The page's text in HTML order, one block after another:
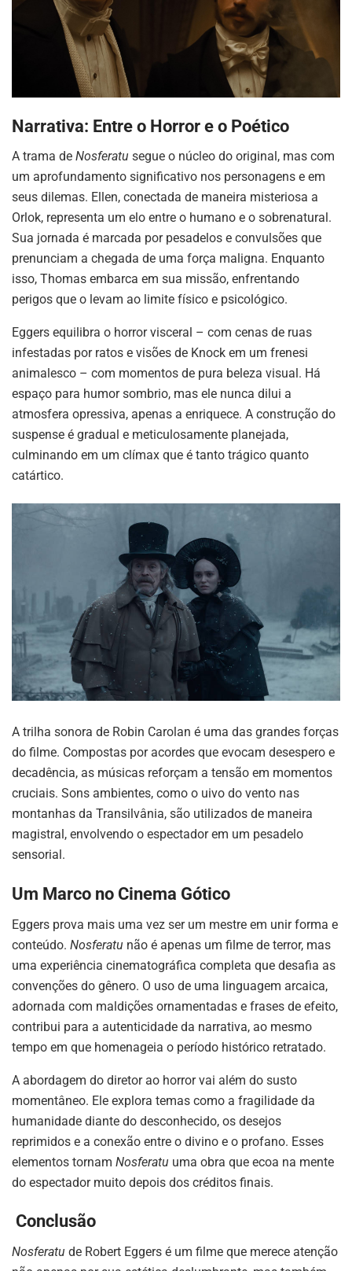
Narrativa: Entre o Horror e o Poético
A trama de Nosferatu segue o núcleo do original, mas com
um aprofundamento significativo nos personagens e em
seus dilemas. Ellen, conectada de maneira misteriosa a
Orlok, representa um elo entre o humano e o sobrenatural.
Sua jornada é marcada por pesadelos e convulsões que
prenunciam a chegada de uma força maligna. Enquanto
isso, Thomas embarca em sua missão, enfrentando
perigos que o levam ao limite físico e psicológico.
Eggers equilibra o horror visceral – com cenas de ruas
infestadas por ratos e visões de Knock em um frenesi
animalesco – com momentos de pura beleza visual. Há
espaço para humor sombrio, mas ele nunca dilui a
atmosfera opressiva, apenas a enriquece. A construção do
suspense é gradual e meticulosamente planejada,
culminando em um clímax que é tanto trágico quanto
catártico.
A trilha sonora de Robin Carolan é uma das grandes forças
do filme. Compostas por acordes que evocam desespero e
decadência, as músicas reforçam a tensão em momentos
cruciais. Sons ambientes, como o uivo do vento nas
montanhas da Transilvânia, são utilizados de maneira
magistral, envolvendo o espectador em um pesadelo
sensorial.
Um Marco no Cinema Gótico
Eggers prova mais uma vez ser um mestre em unir forma e
conteúdo. Nosferatu não é apenas um filme de terror, mas
uma experiência cinematográfica completa que desafia as
convenções do gênero. O uso de uma linguagem arcaica,
adornada com maldições ornamentadas e frases de efeito,
contribui para a autenticidade da narrativa, ao mesmo
tempo em que homenageia o período histórico retratado.
A abordagem do diretor ao horror vai além do susto
momentâneo. Ele explora temas como a fragilidade da
humanidade diante do desconhecido, os desejos
reprimidos e a conexão entre o divino e o profano. Esses
elementos tornam Nosferatu uma obra que ecoa na mente
do espectador muito depois dos créditos finais.
Conclusão
Nosferatu de Robert Eggers é um filme que merece atenção